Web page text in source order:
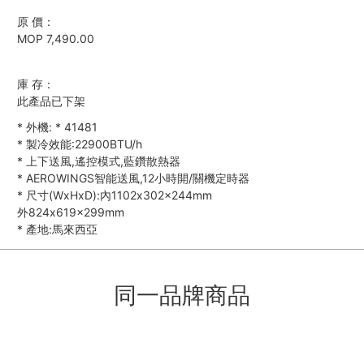
原 價：
MOP 7,490.00
庫 存：
此產品已下架
* 外機: * 41481
* 製冷效能:22900BTU/h
* 上下送風,遙控模式,藍鑽散熱器
* AEROWINGS智能送風,12小時開/關機定時器
* 尺寸(WxHxD):內1102x302x244mm
外824x619x299mm
* 產地:馬來西亞
同一品牌商品